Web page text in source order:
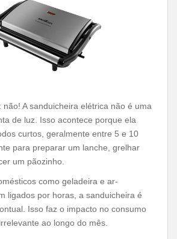
não! A sanduicheira elétrica não é uma
de luz. Isso acontece porque ela
curtos, geralmente entre 5 e 10
para preparar um lanche, grelhar
um pãozinho.
como geladeira e ar-
ligados por horas, a sanduicheira é
Isso faz o impacto no consumo
ao longo do mês.